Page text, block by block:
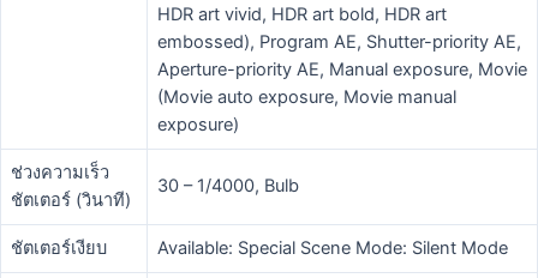
HDR art vivid, HDR art bold, HDR art
embossed), Program AE, Shutter-priority AE,
Aperture-priority AE, Manual exposure, Movie
(Movie auto exposure, Movie manual
exposure)
ช่วงความเร็ว
ชัตเตอร์ (วินาที)
30 – 1/4000, Bulb
ชัตเตอร์เงียบ Available: Special Scene Mode: Silent Mode